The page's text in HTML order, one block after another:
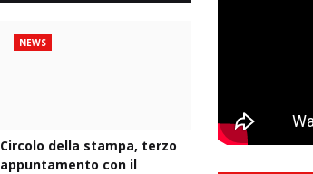
NEWS
Circolo della stampa, terzo
appuntamento con il